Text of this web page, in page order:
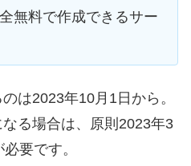
無料で作成できるサー
は2023年10月1日から。
る場合は、原則2023年3
要です。